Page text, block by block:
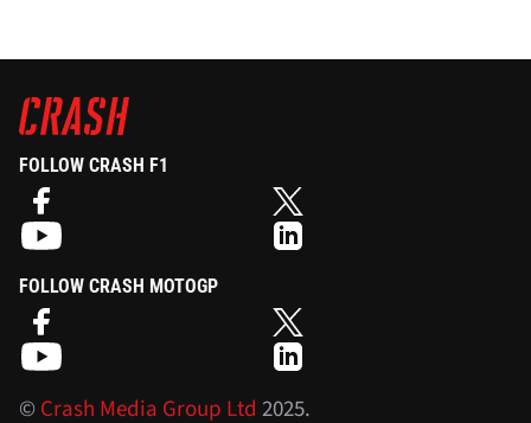
FOLLOW CRASH F1
FOLLOW CRASH MOTOGP
©Crash Media Group Ltd 2025.